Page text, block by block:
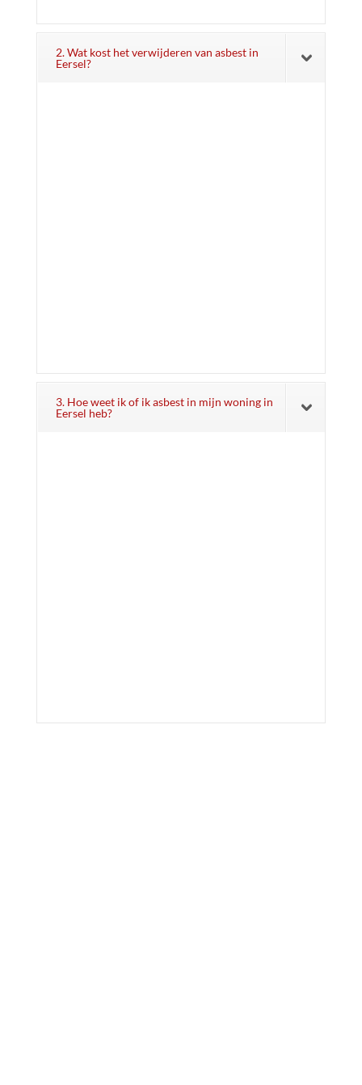
2. Wat kost het verwijderen van asbest in
Eersel?
3. Hoe weet ik of ik asbest in mijn woning in
Eersel heb?